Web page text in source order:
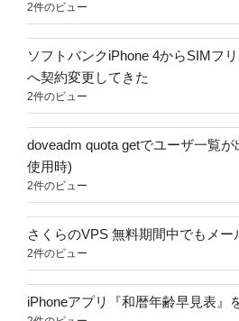
2件のビュー
ソフトバンクiPhone 4からSIMフ
へ契約変更してきた
2件のビュー
doveadm quota getでユーザ一覧
使用時)
2件のビュー
さくらのVPS 無料期間中でもメー
2件のビュー
iPhoneアプリ『和暦年齢早見表』